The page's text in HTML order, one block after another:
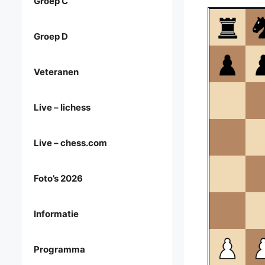
Groep D
Veteranen
Live – lichess
Live – chess.com
Foto’s 2026
Informatie
Programma